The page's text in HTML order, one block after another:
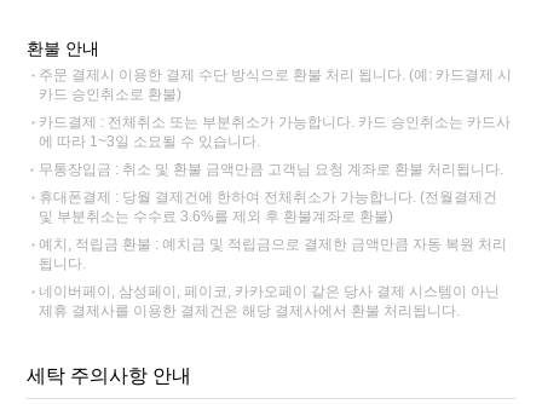
환불 안내
주문 결제시 이용한 결제 수단 방식으로 환불 처리 됩니다. (예: 카드결제 시
카드 승인취소로 환불)
카드결제 : 전체취소 또는 부분취소가 가능합니다. 카드 승인취소는 카드사
에 따라 1~3일 소요될 수 있습니다.
무통장입금 : 취소 및 환불 금액만큼 고객님 요청 계좌로 환불 처리됩니다.
휴대폰결제 : 당월 결제건에 한하여 전체취소가 가능합니다. (전월결제건
및 부분취소는 수수료 3.6%를 제외 후 환불계좌로 환불)
예치, 적립금 환불 : 예치금 및 적립금으로 결제한 금액만큼 자동 복원 처리
됩니다.
네이버페이, 삼성페이, 페이코, 카카오페이 같은 당사 결제 시스템이 아닌
제휴 결제사를 이용한 결제건은 해당 결제사에서 환불 처리됩니다.
세탁 주의사항 안내